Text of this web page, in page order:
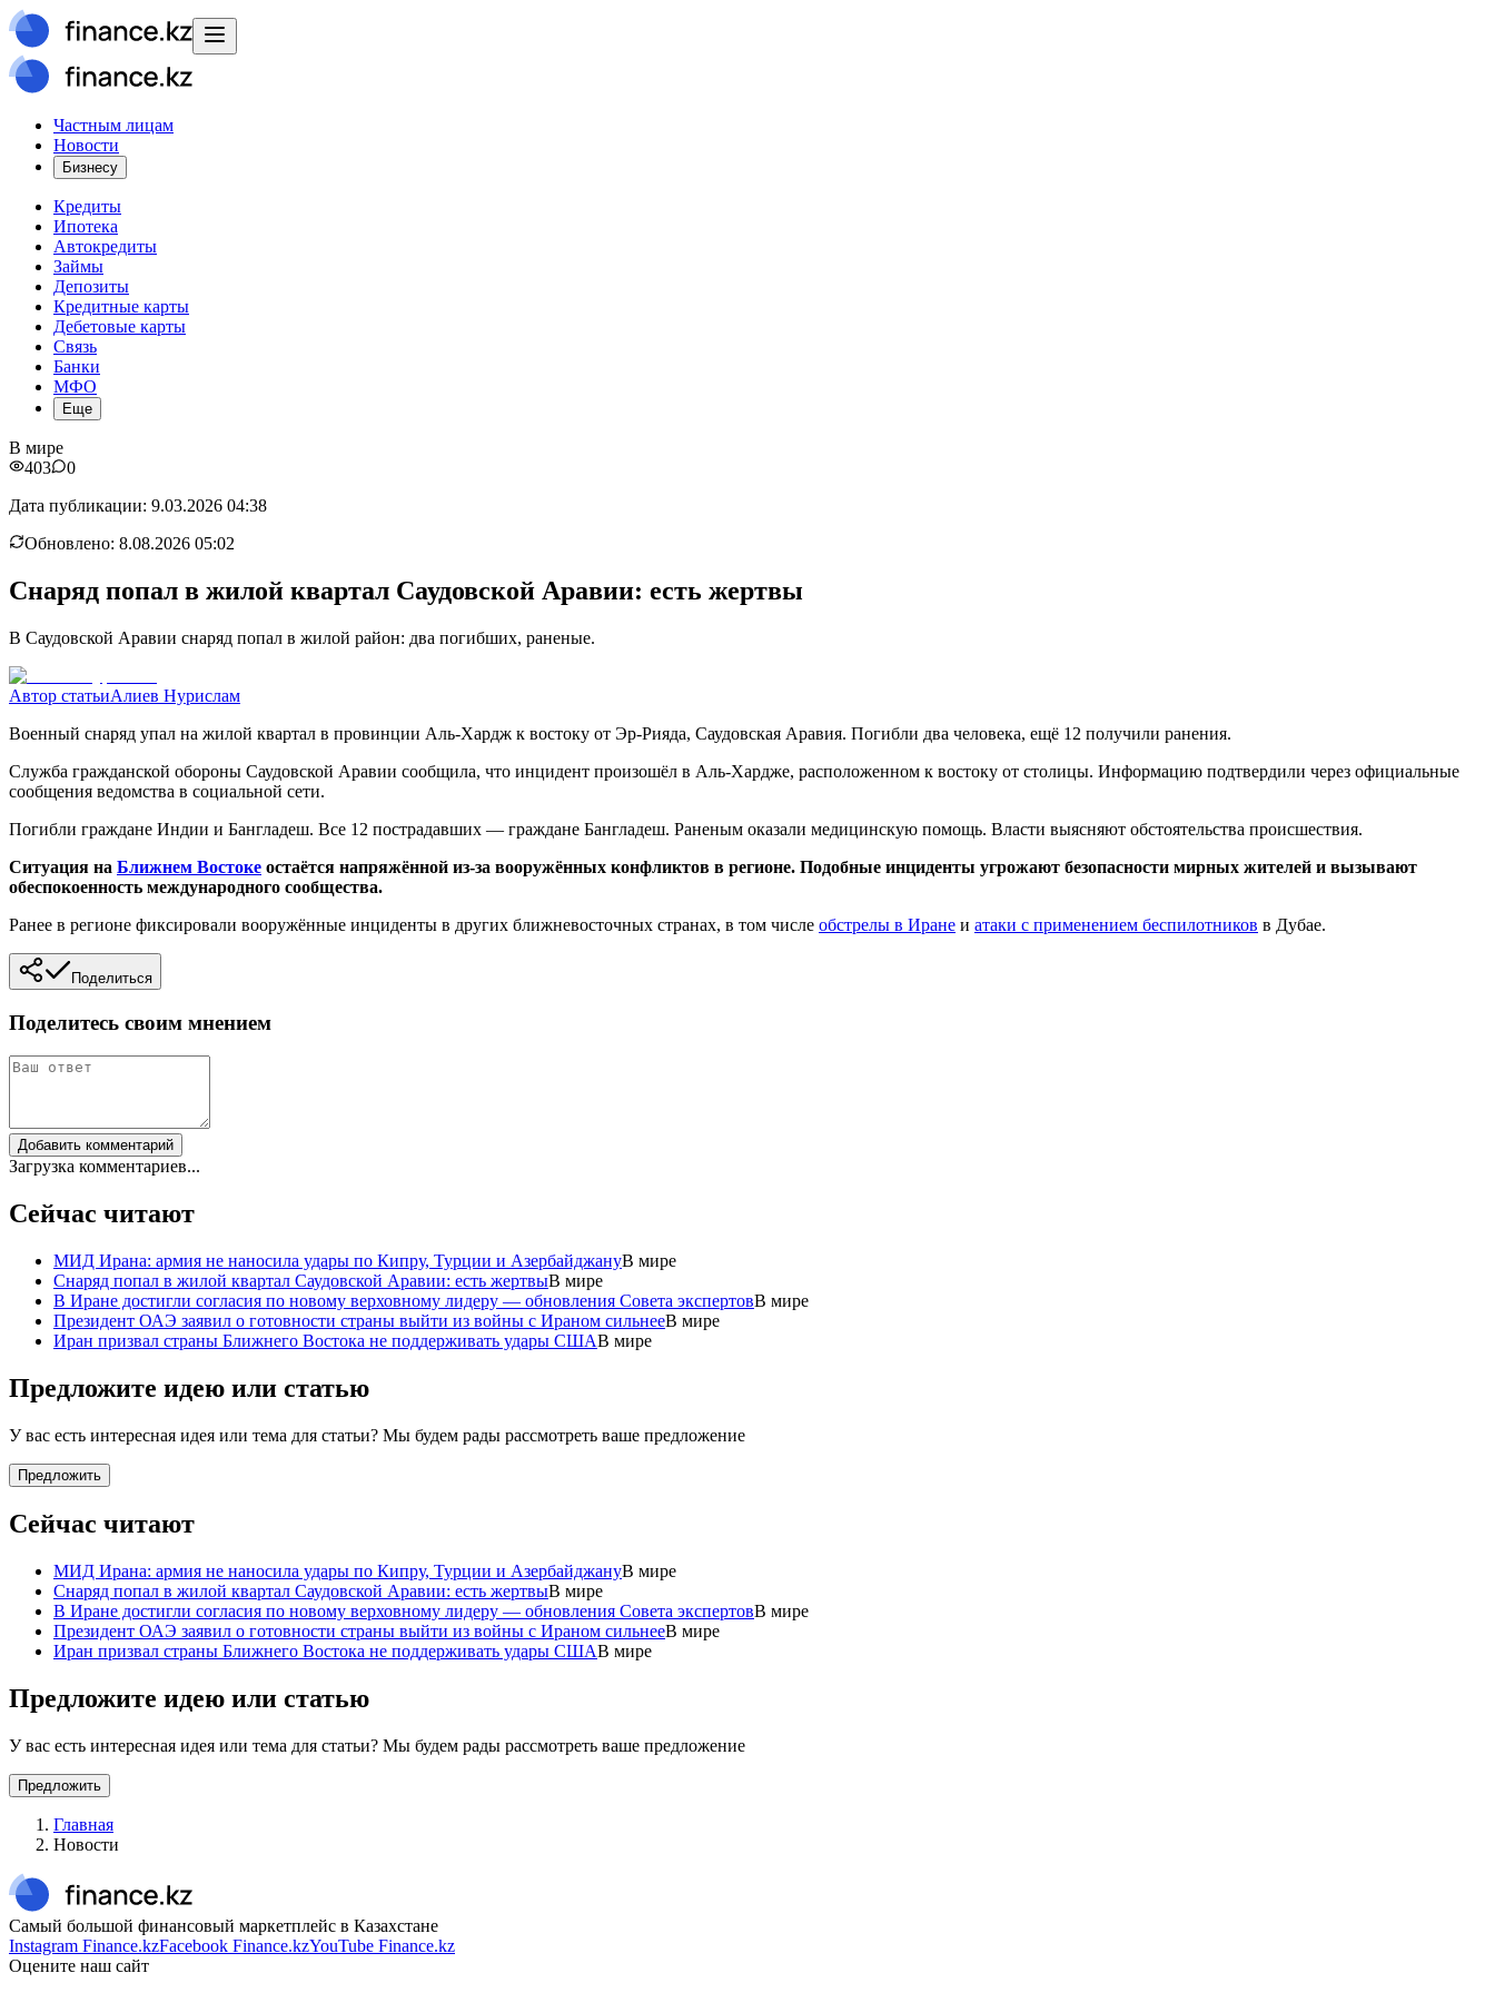
Частным лицам
Новости
Бизнесу
Кредиты
Ипотека
Автокредиты
Займы
Депозиты
Кредитные карты
Дебетовые карты
Связь
Банки
МФО
Еще
В мире
403
0
Дата публикации: 9.03.2026 04:38
Обновлено: 8.08.2026 05:02
Снаряд попал в жилой квартал Саудовской Аравии: есть жертвы
В Саудовской Аравии снаряд попал в жилой район: два погибших, раненые.
Автор статьиАлиев Нурислам
Военный снаряд упал на жилой квартал в провинции Аль-Хардж к востоку от Эр-Рияда, Саудовская Аравия. Погибли два человека, ещё 12 получили ранения.
Служба гражданской обороны Саудовской Аравии сообщила, что инцидент произошёл в Аль-Хардже, расположенном к востоку от столицы. Информацию подтвердили через официальные
сообщения ведомства в социальной сети.
Погибли граждане Индии и Бангладеш. Все 12 пострадавших — граждане Бангладеш. Раненым оказали медицинскую помощь. Власти выясняют обстоятельства происшествия.
Ситуация на Ближнем Востоке остаётся напряжённой из-за вооружённых конфликтов в регионе. Подобные инциденты угрожают безопасности мирных жителей и вызывают
обеспокоенность международного сообщества.
Ранее в регионе фиксировали вооружённые инциденты в других ближневосточных странах, в том числе обстрелы в Иране и атаки с применением беспилотников в Дубае.
Поделиться
Поделитесь своим мнением
Добавить комментарий
Загрузка комментариев...
Сейчас читают
МИД Ирана: армия не наносила удары по Кипру, Турции и АзербайджануВ мире
Снаряд попал в жилой квартал Саудовской Аравии: есть жертвыВ мире
В Иране достигли согласия по новому верховному лидеру — обновления Совета экспертовВ мире
Президент ОАЭ заявил о готовности страны выйти из войны с Ираном сильнееВ мире
Иран призвал страны Ближнего Востока не поддерживать удары СШАВ мире
Предложите идею или статью
У вас есть интересная идея или тема для статьи? Мы будем рады рассмотреть ваше предложение
Предложить
Сейчас читают
МИД Ирана: армия не наносила удары по Кипру, Турции и АзербайджануВ мире
Снаряд попал в жилой квартал Саудовской Аравии: есть жертвыВ мире
В Иране достигли согласия по новому верховному лидеру — обновления Совета экспертовВ мире
Президент ОАЭ заявил о готовности страны выйти из войны с Ираном сильнееВ мире
Иран призвал страны Ближнего Востока не поддерживать удары СШАВ мире
Предложите идею или статью
У вас есть интересная идея или тема для статьи? Мы будем рады рассмотреть ваше предложение
Предложить
Главная
Новости
Самый большой финансовый маркетплейс в Казахстане
Instagram Finance.kzFacebook Finance.kzYouTube Finance.kz
Оцените наш сайт